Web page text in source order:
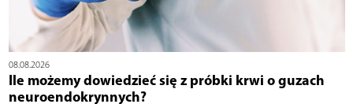
08.08.2026
Ile możemy dowiedzieć się z próbki krwi o guzach
neuroendokrynnych?